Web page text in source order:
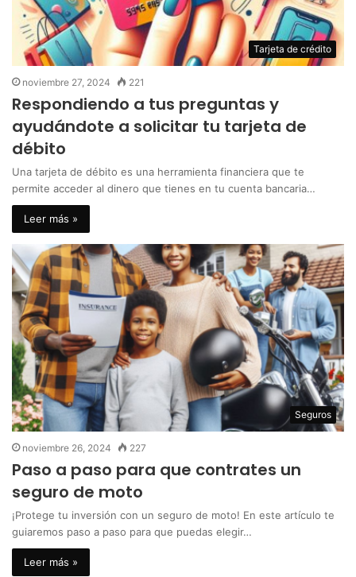
Tarjeta de crédito
noviembre 27, 2024 221
Respondiendo a tus preguntas y
ayudándote a solicitar tu tarjeta de
débito
Una tarjeta de débito es una herramienta financiera que te
permite acceder al dinero que tienes en tu cuenta bancaria…
Leer más »
Seguros
noviembre 26, 2024 227
Paso a paso para que contrates un
seguro de moto
¡Protege tu inversión con un seguro de moto! En este artículo te
guiaremos paso a paso para que puedas elegir…
Leer más »